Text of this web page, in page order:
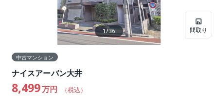
間取り
1/36
中古マンション
ナイスアーバン大井
8,499万円 （税込）